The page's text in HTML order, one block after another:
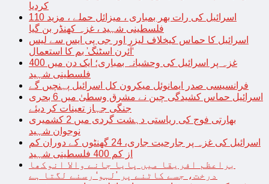
کردیا
اسرائیل کی رات بھر بمباری ، میزائل حملے ، مزید 110
فلسطینی شہید ، غزہ کھنڈر بن گیا
اسرائیل کا حماس کیخلاف لیزر اور جی پی ایس سے لیس
‘آئرن اسٹنگ’ بم کا استعمال
غزہ پر اسرائیل کی وحشیانہ بمباری؛ ایک دن میں 400
فلسطینی شہید
فرانسیسی صدر ایمانوئل میکرون کل اسرائیل پہنچیں گے
اسرائیل حماس کشیدگی چین نے مشرق وسطیٰ میں 6 بحری
جنگی جہاز تعینات کر دیئے
بھارتی فوج کی ریاستی دہشت گردی میں 2 کشمیری
نوجوان شہید
اسرائیل کی غزہ پر جارحیت جاری، 24 گھنٹوں کے دوران کم
از کم 400 فلسطینی شہید
براعظم افریقا میں پایا جانے والا انوکھا
درخت، جسے کاٹنے پر ’لہو‘ رسنے لگتا ہے